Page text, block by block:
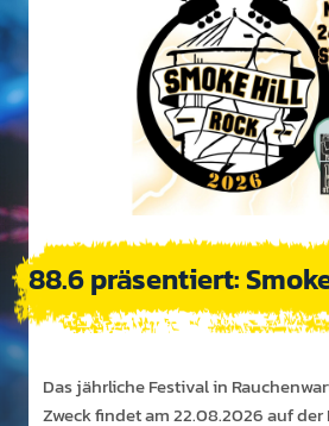
88.6 präsentiert:
Das jähr­liche Festi­val in
Zweck findet am 22.08.2026 auf der